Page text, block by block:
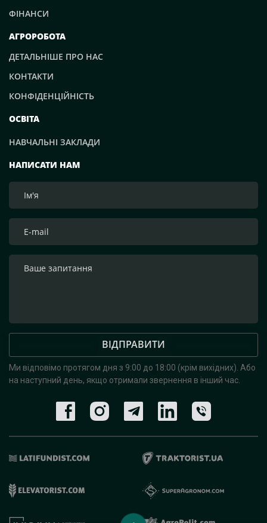
НАПИСАТИ НАМ
ВІДПРАВИТИ
Ми відповімо протягом дня з 9:00 до 18:00 (крім вихідних). Або
на наступний день, якщо отримали звернення в інший час.
ФІНАНСИ
АГРОРОБОТА
ДЕТАЛЬНІШЕ ПРО НАС
КОНТАКТИ
КОНФІДЕНЦІЙНІСТЬ
ОСВІТА
НАВЧАЛЬНІ ЗАКЛАДИ